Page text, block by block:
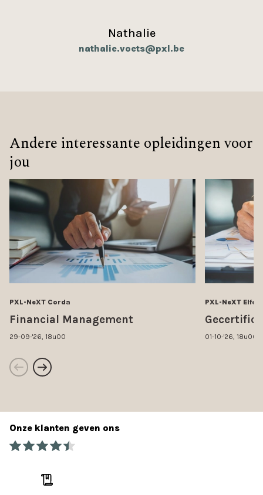
Onze klanten geven ons
Nathalie
nathalie.voets@pxl.be
Andere interessante opleidingen voor
jou
PXL-NeXT Corda
Financial Management
29-09-'26, 18u00
PXL-NeXT
01-10-'26, 18u00